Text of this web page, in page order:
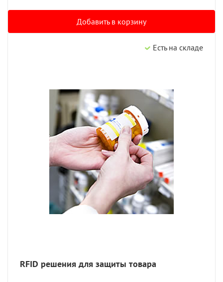
Добавить в корзину
Есть на складе
RFID решения для защиты товара